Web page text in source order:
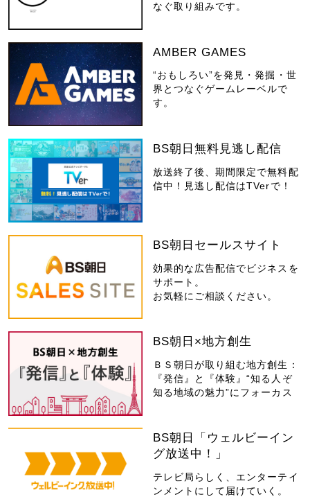
なぐ取り組みです。
AMBER GAMES
“おもしろい”を発見・発掘・世
界とつなぐゲームレーベルで
す。
BS朝日無料見逃し配信
放送終了後、期間限定で無料配
信中！見逃し配信はTVerで！
BS朝日セールスサイト
効果的な広告配信でビジネスを
サポート。
お気軽にご相談ください。
BS朝日×地方創生
ＢＳ朝日が取り組む地方創生：
『発信』と『体験』“知る人ぞ
知る地域の魅力”にフォーカス
BS朝日「ウェルビーイン
グ放送中！」
テレビ局らしく、エンターテイ
ンメントにして届けていく。